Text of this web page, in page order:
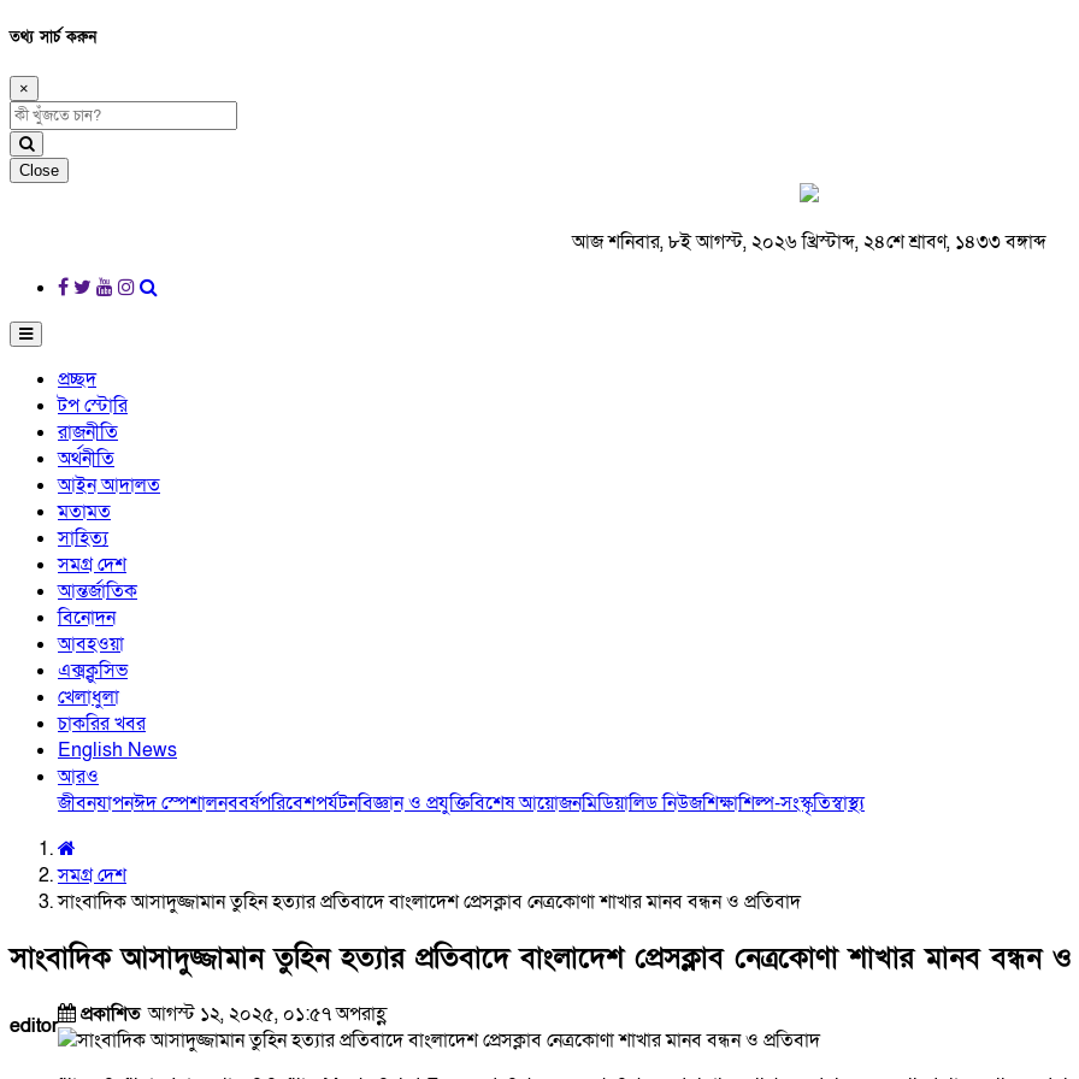
তথ্য সার্চ করুন
×
Close
আজ শনিবার, ৮ই আগস্ট, ২০২৬ খ্রিস্টাব্দ, ২৪শে শ্রাবণ, ১৪৩৩ বঙ্গাব্দ
প্রচ্ছদ
টপ স্টোরি
রাজনীতি
অর্থনীতি
আইন আদালত
মতামত
সাহিত্য
সমগ্র দেশ
আন্তর্জাতিক
বিনোদন
আবহওয়া
এক্সক্লুসিভ
খেলাধুলা
চাকরির খবর
English News
আরও
জীবনযাপনঈদ স্পেশালনববর্ষপরিবেশপর্যটনবিজ্ঞান ও প্রযুক্তিবিশেষ আয়োজনমিডিয়ালিড নিউজশিক্ষাশিল্প-সংস্কৃতিস্বাস্থ্য
সমগ্র দেশ
সাংবাদিক আসাদুজ্জামান তুহিন হত্যার প্রতিবাদে বাংলাদেশ প্রেসক্লাব নেত্রকোণা শাখার মানব বন্ধন ও প্রতিবাদ
সাংবাদিক আসাদুজ্জামান তুহিন হত্যার প্রতিবাদে বাংলাদেশ প্রেসক্লাব নেত্রকোণা শাখার মানব বন্ধন ও
editor প্রকাশিতআগস্ট ১২, ২০২৫, ০১:৫৭ অপরাহ্ণ